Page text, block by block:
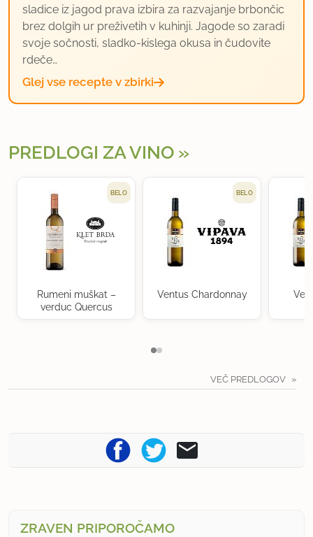
sladice iz jagod prava izbira za razvajanje brbončic
brez dolgih ur preživetih v kuhinji. Jagode so zaradi
svoje sočnosti, sladko-kislega okusa in čudovite
rdeče…
Glej vse recepte v zbirki
PREDLOGI ZA VINO
BELO
Rumeni muškat –
verduc Quercus
BELO
Ventus Chardonnay
VEČ PREDLOGOV
ZRAVEN PRIPOROČAMO